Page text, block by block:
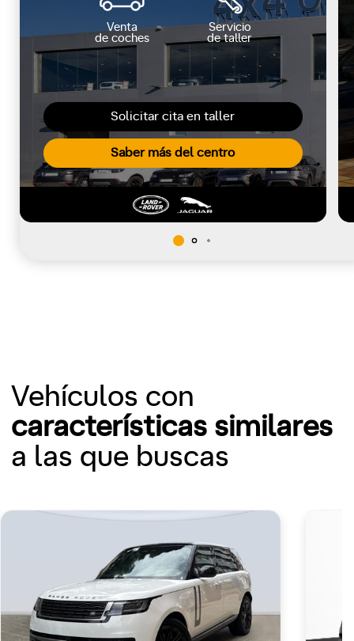
Solicitar cita en taller
Saber más del centro
Venta
de coches
Servicio
de taller
Vehículos con
características similares
a las que buscas